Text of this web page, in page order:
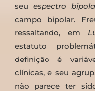
seu espectro
campo bipolar.
ressaltando, em
estatuto
definição é
clínicas, e seu
não parece ter